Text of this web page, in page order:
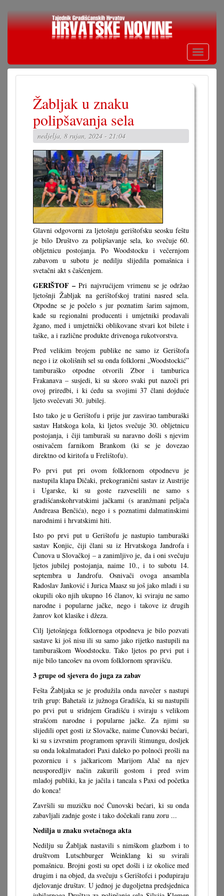
Skoči
Toggle
Žabljak u znaku
polipšavanja sela
nedjelja, 8 rujan, 2024 - 21:04
Glavni odgovorni za ljetošnju gerištofsku seosku feštu
je bilo Društvo za polipšavanje sela, ko svečuje 60.
obljetnicu postojanja. Po Woodstocku i večernjom
zabavom u subotu je nedilju slijedila pomašnica i
svetačni akt s čašćenjem.
GERIŠTOF – Pri najvrućijem vrimenu se je održao
ljetošnji Žabljak na gerištofskoj tratini nasred sela.
Otpodne se je počelo s jur poznatim šarim sajmom,
kade su regionalni producenti i umjetniki prodavali
žgano, med i umjetnički oblikovane stvari kot bilete i
taške, a i različne produkte drivenoga rukotvorstva.
Pred velikim brojem publike ne samo iz Gerištofa
nego i iz okolišnih sel su onda folklorni „Woodstockić”
tamburaško otpodne otvorili Zbor i tamburica
Frakanava – susjedi, ki su skoro svaki put nazoči pri
ovoj priredbi, i ki ćedu sa svojimi 37 člani dojduće
ljeto svečevati 30. jubilej.
Isto tako je u Gerištofu i prije jur zasvirao tamburaški
sastav Hatskoga kola, ki ljetos svečuje 30. obljetnicu
postojanja, i čiji tamburaši su naravno došli s njevim
osnivačem farnikom Brankom (ki se je dovezao
direktno od kiritofa u Frelištofu).
Po prvi put pri ovom folklornom otpodnevu je
nastupila klapa Dičaki, prekogranični sastav iz Austrije
i Ugarske, ki su goste razveselili ne samo s
gradišćanskohrvatskimi jačkami (s aranžmani peljača
Andreasa Benčića), nego i s poznatimi dalmatinskimi
narodnimi i hrvatskimi hiti.
Isto po prvi put u Gerištofu je nastupio tamburaški
sastav Konjic, čiji člani su iz Hrvatskoga Jandrofa i
Čunova u Slovačkoj – a zanimljivo je, da i oni svečuju
ljetos jubilej postojanja, naime 10., i to subotu 14.
septembra u Jandrofu. Osnivači ovoga ansambla
Radoslav Janković i Jurica Maasz su još jako mladi i su
okupili oko njih ukupno 16 članov, ki sviraju ne samo
narodne i popularne jačke, nego i takove iz drugih
žanrov kot klasike i džeza.
Cilj ljetošnjega folklornoga otpodneva je bilo pozvati
sastave ki još nisu ili su samo jako rijetko nastupili na
tamburaškom Woodstocku. Tako ljetos po prvi put i
nije bilo tancošev na ovom folklornom spravišću.
3 grupe od sjevera do juga za zabav
Fešta Žabljaka se je produžila onda navečer s nastupi
trih grup: Bahetaši iz južnoga Gradišća, ki su nastupili
po prvi put u sridnjem Gradišću i sviraju s velikom
strašćom narodne i popularne jačke. Za njimi su
slijedili opet gosti iz Slovačke, naime Čunovski bećari,
ki su s izvrsnim programom spravili štimungu, dosljek
su onda lokalmatadori Paxi daleko po polnoći prošli na
pozornicu i s jačkaricom Marijom Alač na njev
neusporedljiv način zakurili gostom i pred svim
mladoj publiki, ka je jačila i tancala s Paxi od početka
do konca!
Završili su muzičku noć Čunovski bećari, ki su onda
zabavljali zadnje goste i tako dočekali ranu zoru ...
Nedilja u znaku svetačnoga akta
Nedilju su Žabljak nastavili s nimškom glazbom i to
društvom Lutschburger Weinklang ki su svirali
pomašnicu. Brojni gosti su opet došli i iz okolice med
drugim i na objed, da svečuju s Gerištofci i podupiraju
djelovanje društav. U jednoj je dugoljetna predsjednica